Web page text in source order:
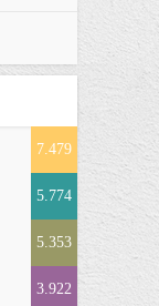
7.479
5.774
5.353
3.922